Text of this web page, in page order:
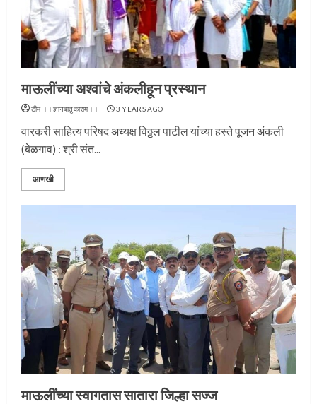
माऊलींच्या अश्वांचे अंकलीहून प्रस्थान
टीम ।।ज्ञानबातुकाराम।। 3 YEARS AGO
वारकरी साहित्य परिषद अध्यक्ष विठ्ठल पाटील यांच्या हस्ते पूजन अंकली
(बेळगाव) : श्री संत...
आणखी
माऊलींच्या स्वागतास सातारा जिल्हा सज्ज